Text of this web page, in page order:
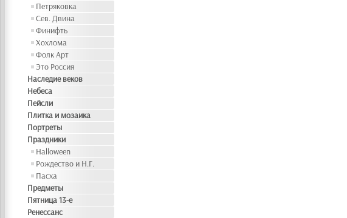
Петряковка
Сев. Двина
Финифть
Хохлома
Фолк Арт
Это Россия
Наследие веков
Небеса
Пейсли
Плитка и мозаика
Портреты
Праздники
Halloween
Рождество и Н.Г.
Пасха
Предметы
Пятница 13-е
Ренессанс